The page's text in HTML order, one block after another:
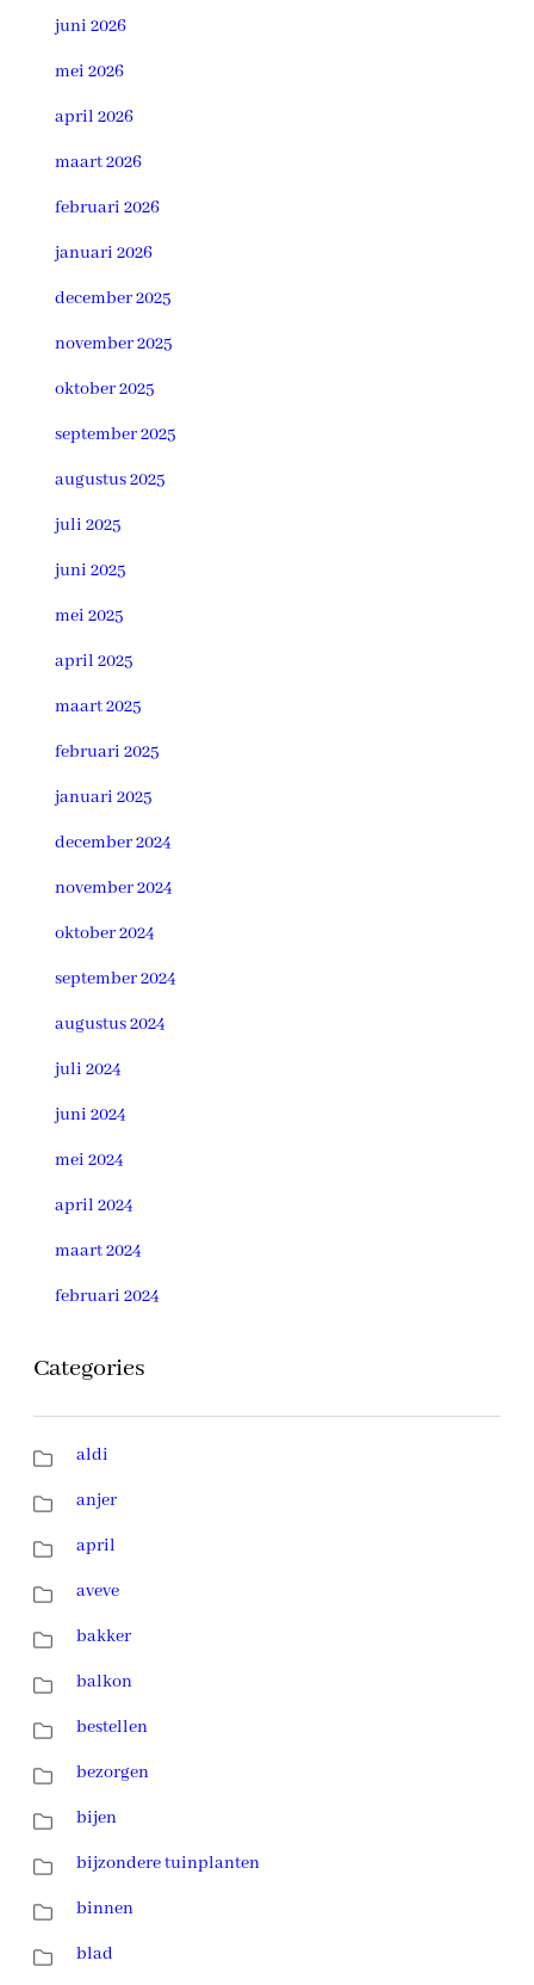
juni 2026
mei 2026
april 2026
maart 2026
februari 2026
januari 2026
december 2025
november 2025
oktober 2025
september 2025
augustus 2025
juli 2025
juni 2025
mei 2025
april 2025
maart 2025
februari 2025
januari 2025
december 2024
november 2024
oktober 2024
september 2024
augustus 2024
juli 2024
juni 2024
mei 2024
april 2024
maart 2024
februari 2024
Categories
aldi
anjer
april
aveve
bakker
balkon
bestellen
bezorgen
bijen
bijzondere tuinplanten
binnen
blad